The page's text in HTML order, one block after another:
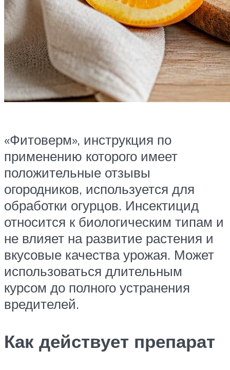
«Фитоверм», инструкция по
применению которого имеет
положительные отзывы
огородников, используется для
обработки огурцов. Инсектицид
относится к биологическим типам и
не влияет на развитие растения и
вкусовые качества урожая. Может
использоваться длительным
курсом до полного устранения
вредителей.
Как действует препарат